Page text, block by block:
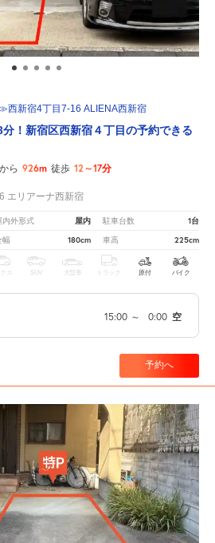
新宿4丁目7-16 ALIENA西新宿
！新宿区西新宿４丁目の予約できる
ら 926m 徒歩 12～17分
エリアーナ西新宿
内外形式 屋内 駐車台数 1台
幅 180cm 車高 225cm
ス SUV 大型車 トラック 原付 バイク
15:00 ～ 0:00 空
予約へ